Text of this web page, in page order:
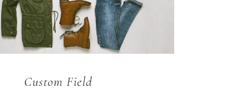
Custom Field